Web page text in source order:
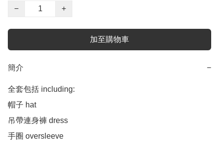
−
+
加至購物車
簡介 −
全套包括 including:
帽子 hat
吊帶連身褲 dress
手圈 oversleeve